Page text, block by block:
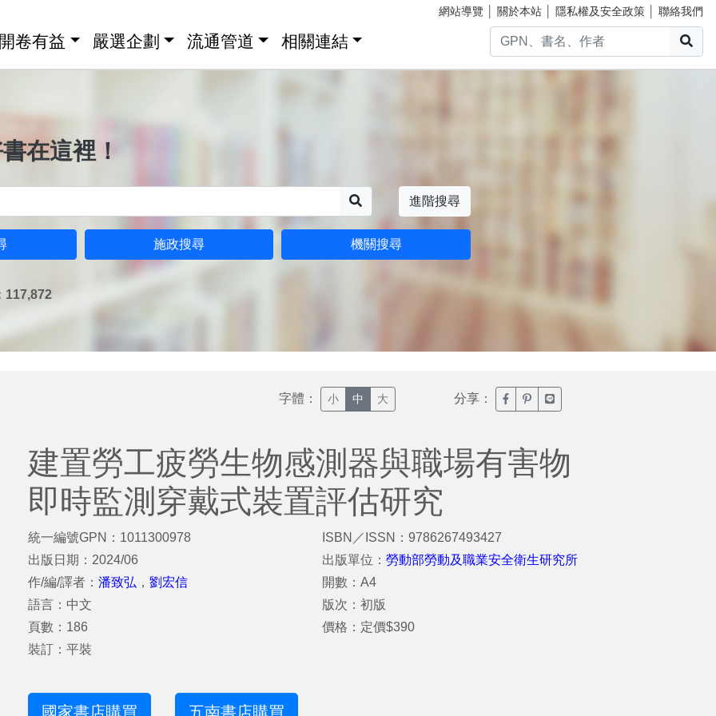
網站導覽 關於本站 隱私權及安全政策 聯絡我們
卷有益 嚴選企劃 流通管道 相關連結
在這裡！
進階搜尋
施政搜尋 機關搜尋
117,872
字體： 小 中 大 分享： 臉書分享(另開新視窗)
噗浪分享(另開新視窗)
Line分享(另開新視窗)
建置勞工疲勞生物感測器與職場有害物
即時監測穿戴式裝置評估研究
統一編號GPN：1011300978
出版日期：2024/06
作/編/譯者： 潘致弘 ， 劉宏信
語言：中文
頁數：186
裝訂：平裝
ISBN／ISSN：9786267493427
出版單位：勞動部勞動及職業安全衛生研究所
開數：A4
版次：初版
價格：定價$390
國家書店購買 五南書店購買